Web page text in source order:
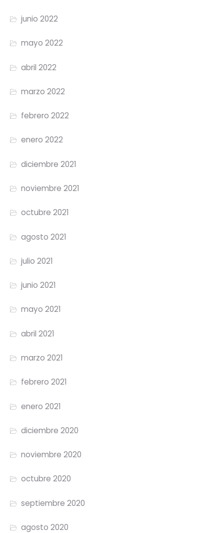
junio 2022
mayo 2022
abril 2022
marzo 2022
febrero 2022
enero 2022
diciembre 2021
noviembre 2021
octubre 2021
agosto 2021
julio 2021
junio 2021
mayo 2021
abril 2021
marzo 2021
febrero 2021
enero 2021
diciembre 2020
noviembre 2020
octubre 2020
septiembre 2020
agosto 2020